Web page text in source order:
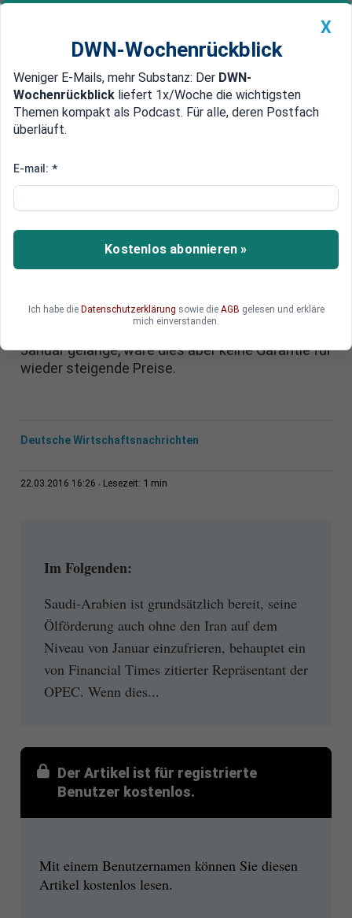
Newsticker MEIN DWN: Geldanlage Premium
Edelmetalle DWN-Magazin China
Zwang zum Handeln
OPEC: Saudi-Arabien auch ohne
Iran zu Fördergrenze bereit
Saudi-Arabien ist angeblich bereit, die
Erdölvereinigung OPEC. Selbst wenn eine
Januar gelänge, wäre dies aber keine Garantie für
wieder steigende Preise.
Deutsche Wirtschaftsnachrichten
22.03.2016 16:26 Lesezeit: 1 min
Im Folgenden:
Saudi-Arabien ist grundsätzlich bereit, seine
Ölförderung auch ohne den Iran auf dem
Niveau von Januar einzufrieren, behauptet ein
von Financial Times zitierter Repräsentant der
OPEC. Wenn dies...
Der Artikel ist für registrierte
Benutzer kostenlos.
Mit einem Benutzernamen können Sie diesen
Artikel kostenlos lesen.
X
DWN-Wochenrückblick
Weniger E-Mails, mehr Substanz: Der DWN-
Wochenrückblick liefert 1x/Woche die wichtigsten
Themen kompakt als Podcast. Für alle, deren Postfach
überläuft.
E-mail: *
Kostenlos abonnieren »
Ich habe die Datenschutzerklärung sowie die AGB gelesen und erkläre
mich einverstanden.